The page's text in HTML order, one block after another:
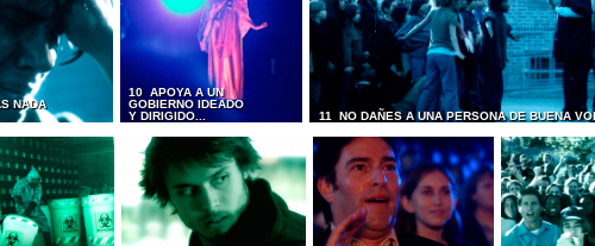
NADA
10 APOYA A UN
GOBIERNO IDEADO
Y DIRIGIDO...
11 NO DAÑES A UNA PERSONA DE BUENA